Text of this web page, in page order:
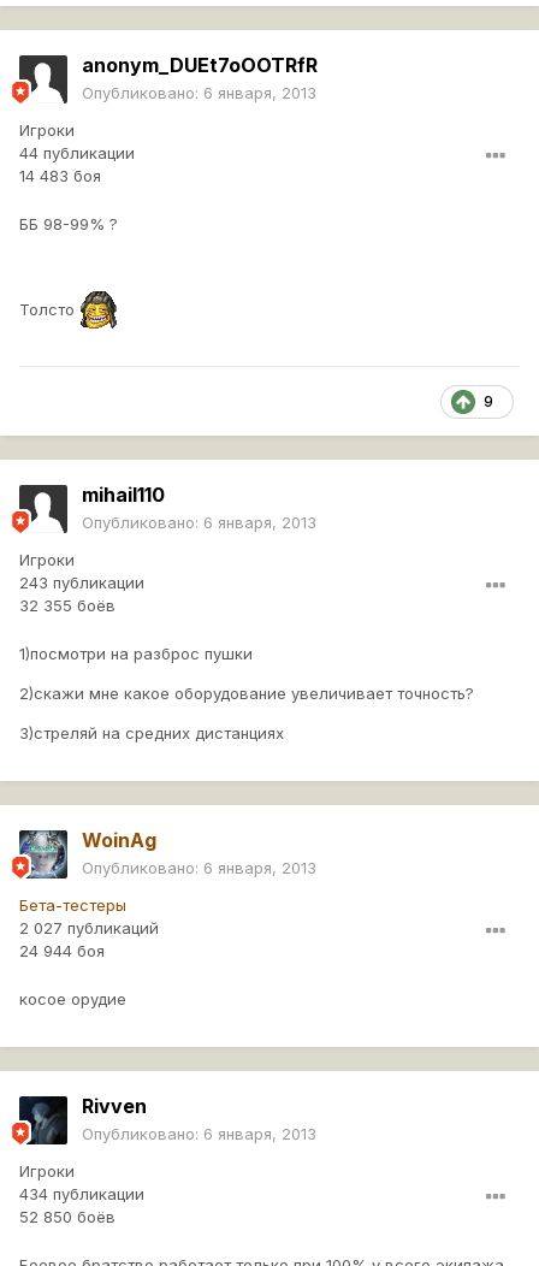
anonym_DUEt7oOOTRfR
Опубликовано: 6 января, 2013
Игроки
44 публикации
14 483 боя
ББ 98-99% ?
Толсто
9
mihail110
Опубликовано: 6 января, 2013
Игроки
243 публикации
32 355 боёв
1)посмотри на разброс пушки
2)скажи мне какое оборудование увеличивает точность?
3)стреляй на средних дистанциях
WoinAg
Опубликовано: 6 января, 2013
Бета-тестеры
2 027 публикаций
24 944 боя
косое орудие
Rivven
Опубликовано: 6 января, 2013
Игроки
434 публикации
52 850 боёв